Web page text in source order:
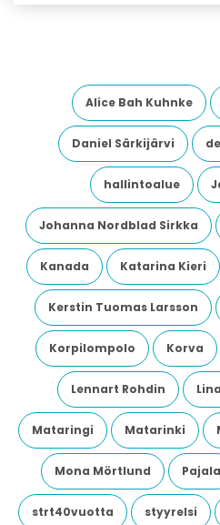
Alice Bah Kuhnke
Daniel Särkijärvi
hallintoalue
Johanna Nordblad Sirkka
Kanada Katarina Kieri
Kerstin Tuomas Larsson
Korpilompolo Korva
Lennart Rohdin
Mataringi Matarinki
Mona Mörtlund Pajala
strt40vuotta styyrelsi